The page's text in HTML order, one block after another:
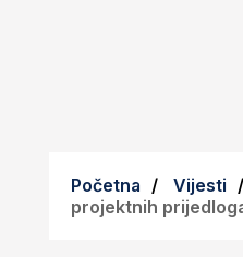
Početna Vijesti
projektnih